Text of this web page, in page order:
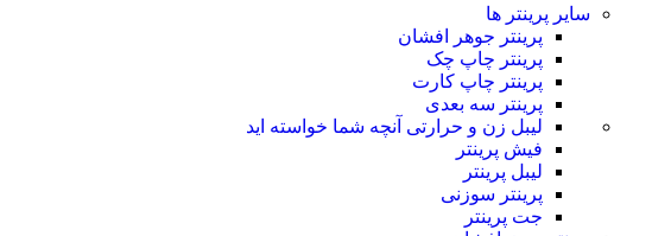
سایر پرینتر ها
پرینتر جوهر افشان
پرینتر چاپ چک
پرینتر چاپ کارت
پرینتر سه بعدی
لیبل زن و حرارتی آنچه شما خواسته اید
فیش پرینتر
لیبل پرینتر
پرینتر سوزنی
جت پرینتر